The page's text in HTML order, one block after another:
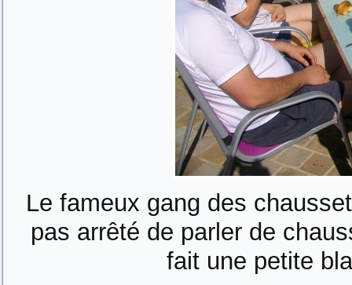
Le fameux gang des
pas arrêté de parler de
fait une petite